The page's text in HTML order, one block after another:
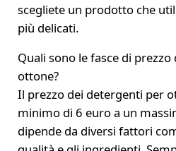
scegliete un prodotto che
più delicati.
Quali sono le fasce di
ottone?
Il prezzo dei detergenti per
minimo di 6 euro a un
dipende da diversi fattori